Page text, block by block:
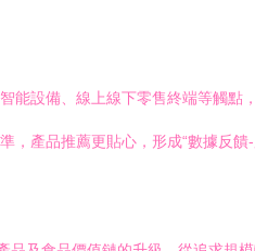
設備、線上線下零售終端等觸點
產品推薦更貼心，形成“數據反